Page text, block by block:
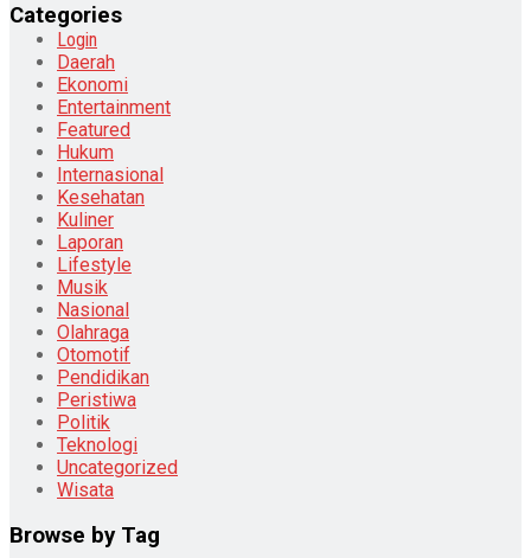
Login
Categories
Daerah
Ekonomi
Entertainment
Featured
Hukum
Internasional
Kesehatan
Kuliner
Laporan
Lifestyle
Musik
Nasional
Olahraga
Otomotif
Pendidikan
Peristiwa
Politik
Teknologi
Uncategorized
Wisata
Browse by Tag